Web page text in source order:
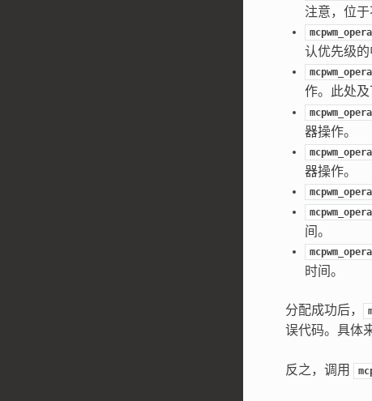
注意，位于
认优先级的
作。此处
器操作。
器操作。
间。
时间。
分配成功后，
误代码。具体
反之，调用